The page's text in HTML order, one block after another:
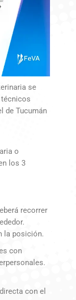
se
técnicos
de Tucumán
o
los 3
recorrer
la posición.
con
con el